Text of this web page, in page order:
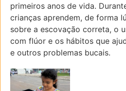
primeiros anos de vida.
crianças aprendem, de forma
sobre a escovação correta, o
com flúor e os hábitos que
e outros problemas bucais.